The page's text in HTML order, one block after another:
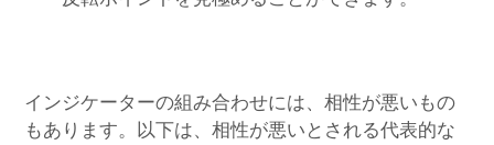
インジケーターの組み合わせには、相性が悪いもの
もあります。以下は、相性が悪いとされる代表的な